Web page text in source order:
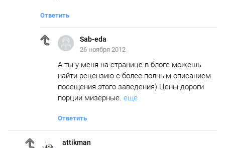
Ответить
Sab-eda
26 ноября 2012
А ты у меня на странице в блоге можешь
найти рецензию с более полным описанием
посещения этого заведения) Цены дороги
порции мизерные. ещё
Ответить
attikman